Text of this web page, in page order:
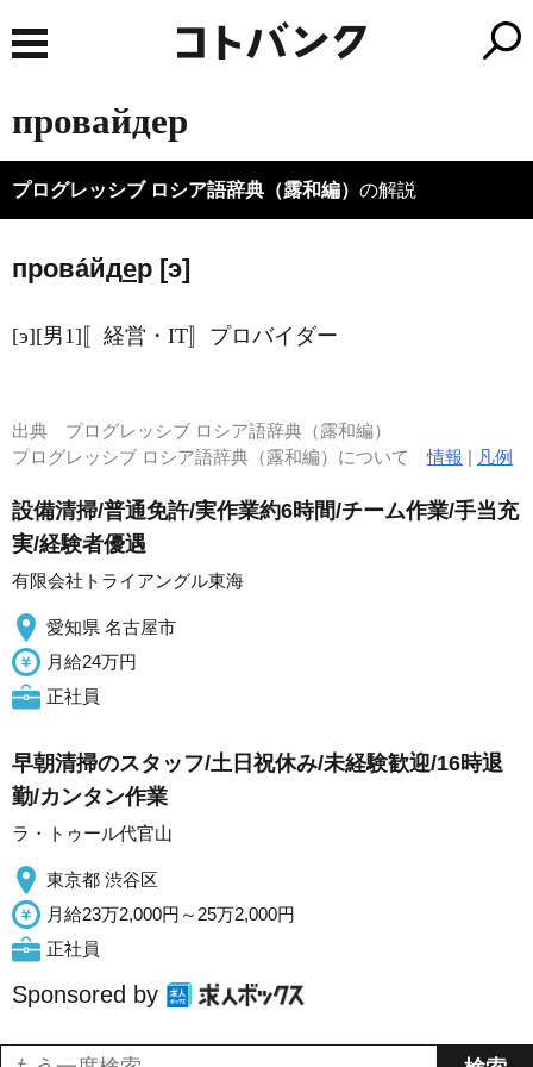
провайдер
プログレッシブ ロシア語辞典（露和編） の解説
прова́йдер [э]
[э][男1]〚経営・IT〛プロバイダー
出典 プログレッシブ ロシア語辞典（露和編）
プログレッシブ ロシア語辞典（露和編）について情報 | 凡例
設備清掃/普通免許/実作業約6時間/チーム作業/手当充
実/経験者優遇
有限会社トライアングル東海
愛知県 名古屋市
月給24万円
正社員
早朝清掃のスタッフ/土日祝休み/未経験歓迎/16時退
勤/カンタン作業
ラ・トゥール代官山
東京都 渋谷区
月給23万2,000円～25万2,000円
正社員
Sponsored by